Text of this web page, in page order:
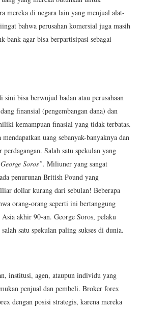
mereka di negara lain yang menjual alat-
bahwa perusahan komersial juga masih
bank agar bisa berpartisipasi sebagai
sini bisa berwujud badan atau perusahaan
finansial (pengembangan dana) dan
kemampuan finasial yang tidak terbatas.
uang sebanyak-banyaknya dan
perdagangan. Salah satu spekulan yang
Soros”. Miliuner yang sangat
penurunan British Pound yang
dollar kurang dari sebulan! Beberapa
orang-orang seperti ini bertanggung
Asia akhir 90-an. George Soros, pelaku
satu spekulan paling sukses di dunia.
institusi, agen, ataupun individu yang
penjual dan pembeli. Broker forex
dengan posisi strategis, karena mereka